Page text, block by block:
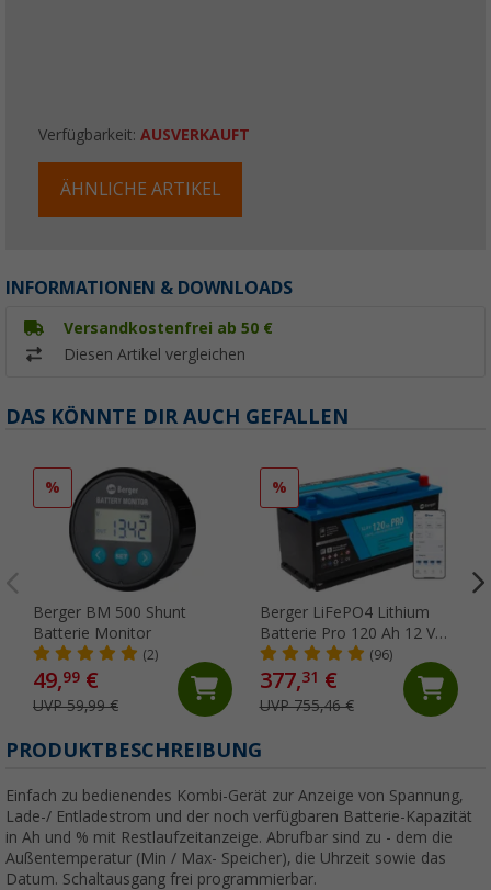
Verfügbarkeit: AUSVERKAUFT
ÄHNLICHE ARTIKEL
INFORMATIONEN & DOWNLOADS
Versandkostenfrei ab 50 €
Diesen Artikel vergleichen
DAS KÖNNTE DIR AUCH GEFALLEN
%
Berger BM 500 Shunt
Batterie Monitor
(2)
49,99 €
UVP 59,99 €
%
Berger LiFePO4 Lithium
Batterie Pro 120 Ah 12 V
mit Bluetooth & Heizung
(96)
377,31 €
UVP 755,46 €
PRODUKTBESCHREIBUNG
Einfach zu bedienendes Kombi-Gerät zur Anzeige von Spannung,
Lade-/ Entladestrom und der noch verfügbaren Batterie-Kapazität
in Ah und % mit Restlaufzeitanzeige. Abrufbar sind zu - dem die
Außentemperatur (Min / Max- Speicher), die Uhrzeit sowie das
Datum. Schaltausgang frei programmierbar.